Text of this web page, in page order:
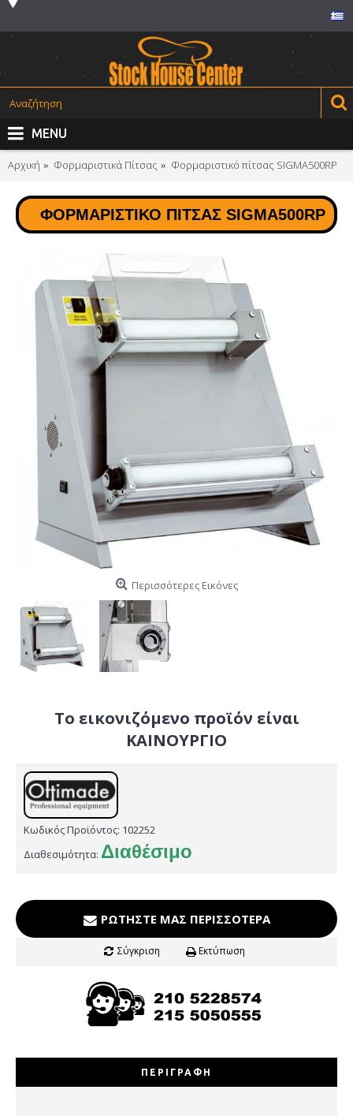
MENU
Αρχική Φορμαριστικά Πίτσας Φορμαριστικό πίτσας SIGMA500RP
ΦΟΡΜΑΡΙΣΤΙΚΌ ΠΊΤΣΑΣ SIGMA500RP
Περισσότερες Εικόνες
Το εικονιζόμενο προϊόν είναι
ΚΑΙΝΟΥΡΓΙΟ
Κωδικός Προϊόντος: 102252
Διαθεσιμότητα: Διαθέσιμο
ΡΩΤΉΣΤΕ ΜΑΣ ΠΕΡΙΣΣΌΤΕΡΑ
Σύγκριση Εκτύπωση
ΠΕΡΙΓΡΑΦΉ